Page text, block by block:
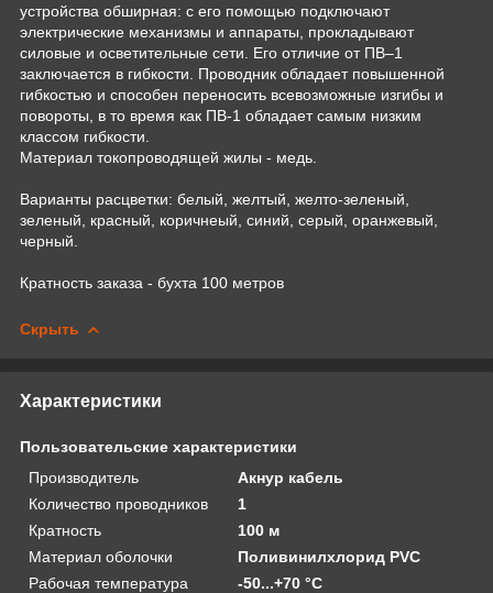
устройства обширная: с его помощью подключают
электрические механизмы и аппараты, прокладывают
силовые и осветительные сети. Его отличие от ПВ–1
заключается в гибкости. Проводник обладает повышенной
гибкостью и способен переносить всевозможные изгибы и
повороты, в то время как ПВ-1 обладает самым низким
классом гибкости.
Материал токопроводящей жилы - медь.
Варианты расцветки: белый, желтый, желто-зеленый,
зеленый, красный, коричнеый, синий, серый, оранжевый,
черный.
Кратность заказа - бухта 100 метров
Скрыть
Характеристики
Пользовательские характеристики
Производитель
Акнур кабель
Количество проводников
1
Кратность
100 м
Материал оболочки
Поливинилхлорид PVC
Рабочая температура
-50...+70 °С